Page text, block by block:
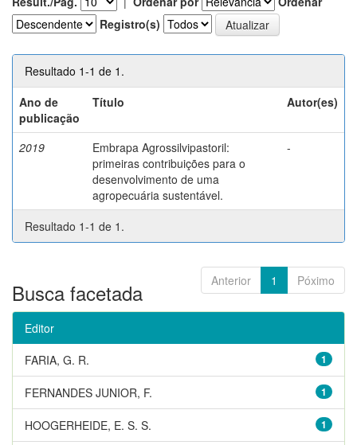
Registro(s)
Resultado 1-1 de 1.
Ano de
publicação
Título Autor(es)
2019
Embrapa Agrossilvipastoril:
primeiras contribuições para o
desenvolvimento de uma
agropecuária sustentável.
-
Resultado 1-1 de 1.
Anterior 1 Póximo
Busca facetada
Editor
1
FARIA, G. R.
1
FERNANDES JUNIOR, F.
1
HOOGERHEIDE, E. S. S.